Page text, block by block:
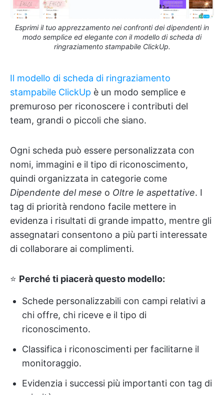
Esprimi il tuo apprezzamento nei confronti dei dipendenti in
modo semplice ed elegante con il modello di scheda di
ringraziamento stampabile ClickUp.
Il modello di scheda di ringraziamento
stampabile ClickUp è un modo semplice e
premuroso per riconoscere i contributi del
team, grandi o piccoli che siano.
Ogni scheda può essere personalizzata con
nomi, immagini e il tipo di riconoscimento,
quindi organizzata in categorie come
Dipendente del mese o Oltre le aspettative. I
tag di priorità rendono facile mettere in
evidenza i risultati di grande impatto, mentre gli
assegnatari consentono a più parti interessate
di collaborare ai complimenti.
⭐ Perché ti piacerà questo modello:
Schede personalizzabili con campi relativi a
chi offre, chi riceve e il tipo di
riconoscimento.
Classifica i riconoscimenti per facilitarne il
monitoraggio.
Evidenzia i successi più importanti con tag di